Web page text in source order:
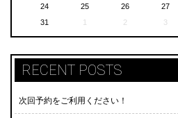
24
25 26 27
31
1 2 3
RECENT POSTS
次回予約をご利用ください！